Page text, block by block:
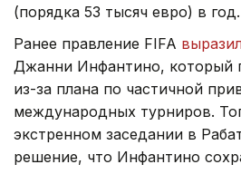
(порядка 53 тысяч евро) в год.
Ранее правление FIFA
Джанни Инфантино, который
из-за плана по частичной
международных турниров.
экстренном заседании в
решение, что Инфантино